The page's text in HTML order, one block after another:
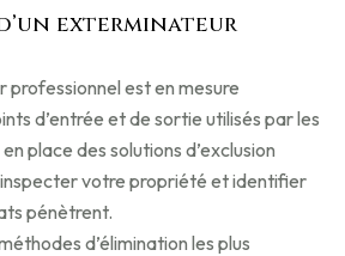
exterminateur
professionnel est en mesure
d’entrée et de sortie utilisés par les
place des solutions d’exclusion
votre propriété et identifier
pénètrent.
d’élimination les plus